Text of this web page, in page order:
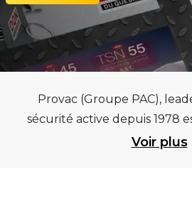
Provac (Groupe PAC),
sécurité active depuis 1978
équipements pourVoir plus